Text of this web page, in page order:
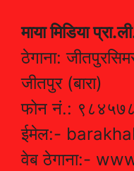
माया मिडिया
ठेगाना:
जीतपुर (बारा)
फोन नं.:
ईमेल:-
वेब ठेगाना:-